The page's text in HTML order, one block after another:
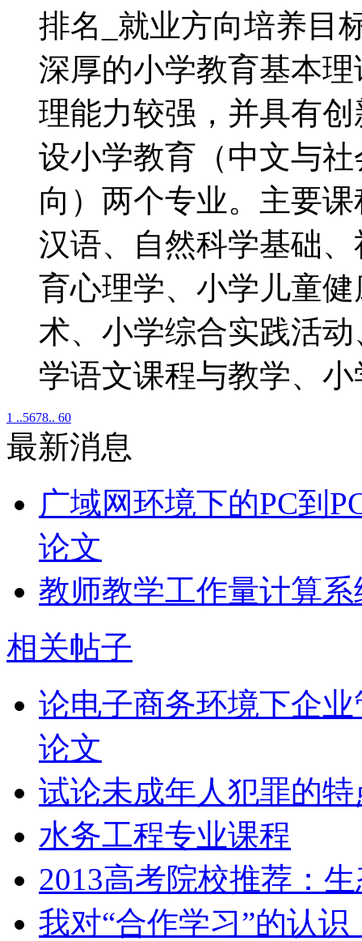
排名_就业方向培养目
深厚的小学教育基本
理能力较强，并具有
设小学教育（中文与
向）两个专业。主要
汉语、自然科学基础
育心理学、小学儿童
术、小学综合实践活
学语文课程与教学、
1 ..5678.. 60
最新消息
广域网环境下的PC到
论文
教师教学工作量计算
相关帖子
论电子商务环境下企
论文
试论未成年人犯罪的
水务工程专业课程
2013高考院校推荐：
我对“合作学习”的认